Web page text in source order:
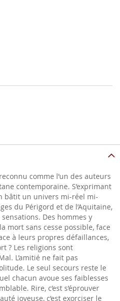
comme l’un des auteurs
contemporaine. S’exprimant
bâtit un univers mi-réel mi-
du Périgord et de l’Aquitaine,
Des hommes y
mort sans cesse possible, face
à leurs propres défaillances,
? Les religions sont
L’amitié ne fait pas
Le seul secours reste le
chacun avoue ses faiblesses
Rire, c’est s’éprouver
joyeuse, c’est exorciser le